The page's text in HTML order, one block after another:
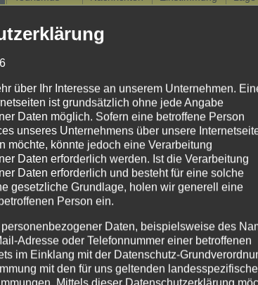
über Ihr Interesse an unserem Unternehmen.
ist grundsätzlich ohne jede Angabe
Daten möglich. Sofern eine betroffene Person
unseres Unternehmens über unsere
möchte, könnte jedoch eine Verarbeitung
Daten erforderlich werden. Ist die Verarbeitung
Daten erforderlich und besteht für eine solche
gesetzliche Grundlage, holen wir generell eine
Person ein.
Daten, beispielsweise des
Adresse oder Telefonnummer einer betroffenen
im Einklang mit der Datenschutz-
mit den für uns geltenden